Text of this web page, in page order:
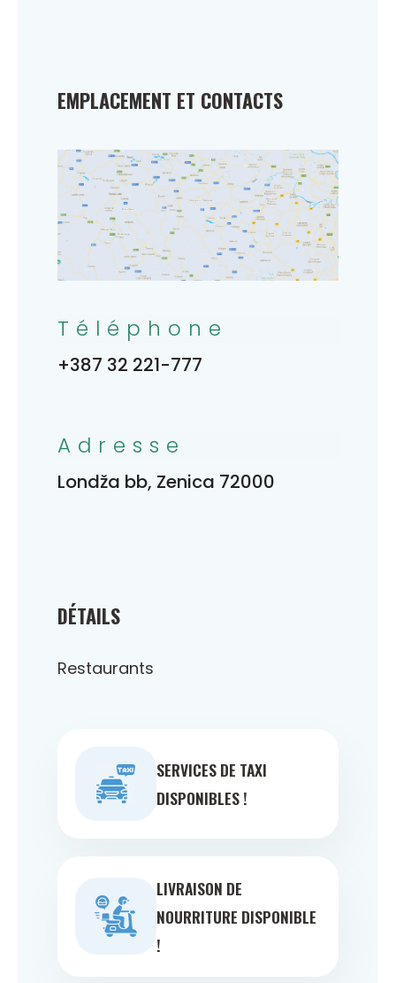
DÉTAILS
Restaurants
SERVICES DE TAXI
DISPONIBLES !
LIVRAISON DE
NOURRITURE DISPONIBLE
!
EMPLACEMENT ET CONTACTS
Téléphone
+387 32 221-777
Adresse
Londža bb, Zenica 72000